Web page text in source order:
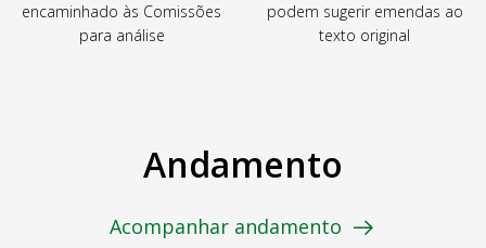
encaminhado às Comissões
para análise
podem sugerir emendas ao
texto original
Andamento
Acompanhar andamento